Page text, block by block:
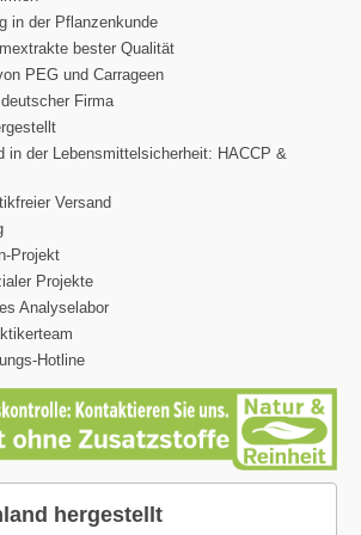
in der Pflanzenkunde
bester Qualität
PEG und Carrageen
deutscher Firma
in der Lebensmittelsicherheit: HACCP &
Versand
Projekt
Projekte
Analyselabor
Hotline
hergestellt